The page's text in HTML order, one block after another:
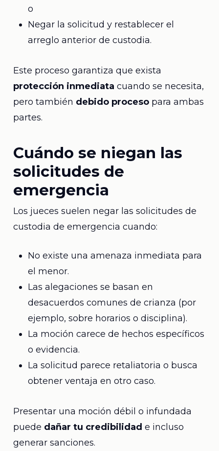
o
Negar la solicitud y restablecer el
arreglo anterior de custodia.
Este proceso garantiza que exista
protección inmediata cuando se necesita,
pero también debido procesopara ambas
partes.
Cuándo se niegan las
solicitudes de
emergencia
Los jueces suelen negar las solicitudes de
custodia de emergencia cuando:
No existe una amenaza inmediata para
el menor.
Las alegaciones se basan en
desacuerdos comunes de crianza (por
ejemplo, sobre horarios o disciplina).
La moción carece de hechos específicos
o evidencia.
La solicitud parece retaliatoria o busca
obtener ventaja en otro caso.
Presentar una moción débil o infundada
puede dañar tu credibilidad e incluso
generar sanciones.